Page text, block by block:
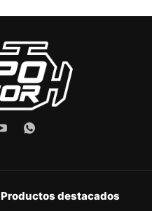
Productos destacados